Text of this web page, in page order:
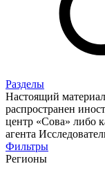
Разделы
Настоящий
распространен
центр «Сова» либо
агента
Фильтры
Регионы